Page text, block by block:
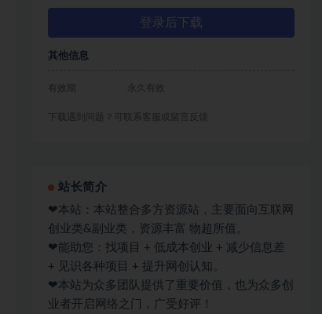
登录后下载
其他信息
有效期 永久有效
下载遇到问题？可联系客服或留言反馈
站长简介
❤本站：本站整合多方资源站，主要面向互联网
创业类&副业类，资源丰富 物超所值。
❤能助您：找项目 + 低成本创业 + 减少信息差
+ 见识各种项目 + 提升网创认知。
❤本站为众多团队提供了重要价值，也为众多创
业者开启网络之门，广受好评！